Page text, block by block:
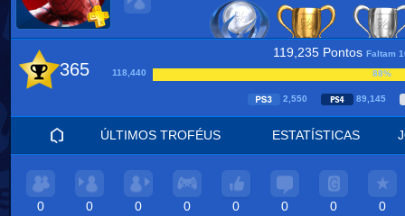
365
119,235 Pontos Faltam
118,440
88%
2,550 89,145
ÚLTIMOS TROFÉUS ESTATÍSTICAS
0 0 0 0 0 0 0 0